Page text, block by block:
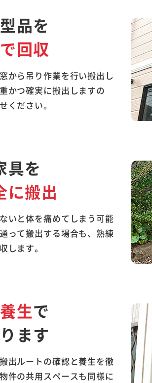
品を
回収
から吊り作業を行い搬出し
かつ確実に搬出しますの
ください。
具を
に搬出
いと体を痛めてしまう可能
って搬出する場合も、熟練
します。
生で
ます
出ルートの確認と養生を徹
件の共用スペースも同様に